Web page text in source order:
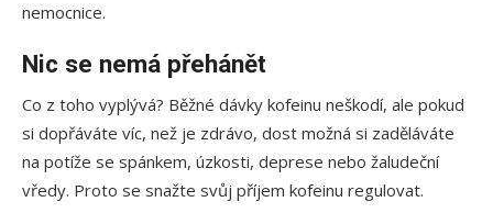
nemocnice.
Nic se nemá přehánět
Co z toho vyplývá? Běžné dávky kofeinu neškodí, ale pokud
si dopřáváte víc, než je zdrávo, dost možná si zaděláváte
na potíže se spánkem, úzkosti, deprese nebo žaludeční
vředy. Proto se snažte svůj příjem kofeinu regulovat.